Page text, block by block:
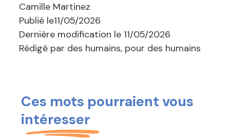
Camille Martinez
Publié le11/05/2026
Dernière modification le 11/05/2026
Rédigé par des humains, pour des humains
Ces mots pourraient vous
intéresser